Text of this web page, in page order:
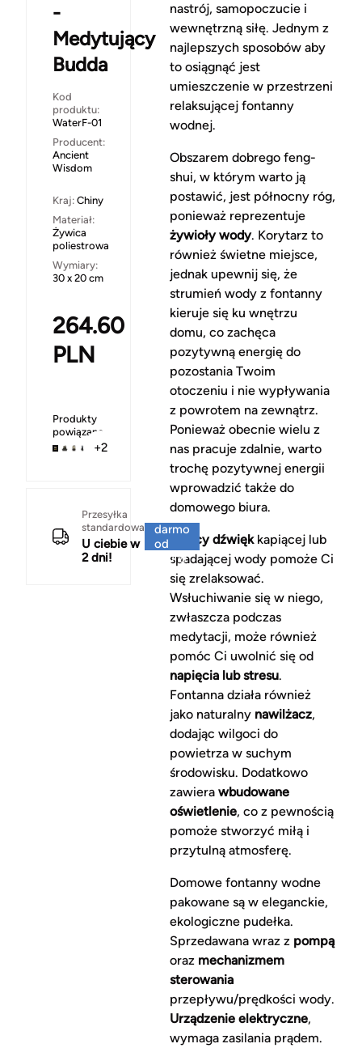
-
Medytujący
Budda
Kod
produktu:
WaterF-01
Producent:
Ancient
Wisdom
Kraj: Chiny
Materiał:
Żywica
poliestrowa
Wymiary:
30 x 20 cm
264.60
PLN
Produkty
powiązane
+2
Przesyłka
standardowa
U ciebie w
2 dni!
darmo
od
150 zł
nastrój, samopoczucie i
wewnętrzną siłę. Jednym z
najlepszych sposobów aby
to osiągnąć jest
umieszczenie w przestrzeni
relaksującej fontanny
wodnej.
Obszarem dobrego feng-
shui, w którym warto ją
postawić, jest północny róg,
ponieważ reprezentuje
żywioły wody. Korytarz to
również świetne miejsce,
jednak upewnij się, że
strumień wody z fontanny
kieruje się ku wnętrzu
domu, co zachęca
pozytywną energię do
pozostania Twoim
otoczeniu i nie wypływania
z powrotem na zewnątrz.
Ponieważ obecnie wielu z
nas pracuje zdalnie, warto
trochę pozytywnej energii
wprowadzić także do
domowego biura.
Kojący dźwiękkapiącej lub
spadającej wody pomoże Ci
się zrelaksować.
Wsłuchiwanie się w niego,
zwłaszcza podczas
medytacji, może również
pomóc Ci uwolnić się od
napięcia lub stresu.
Fontanna działa również
jako naturalny nawilżacz,
dodając wilgoci do
powietrza w suchym
środowisku. Dodatkowo
zawiera wbudowane
oświetlenie, co z pewnością
pomoże stworzyć miłą i
przytulną atmosferę.
Domowe fontanny wodne
pakowane są w eleganckie,
ekologiczne pudełka.
Sprzedawana wraz z pompą
oraz mechanizmem
sterowania
przepływu/prędkości wody.
Urządzenie elektryczne,
wymaga zasilania prądem.